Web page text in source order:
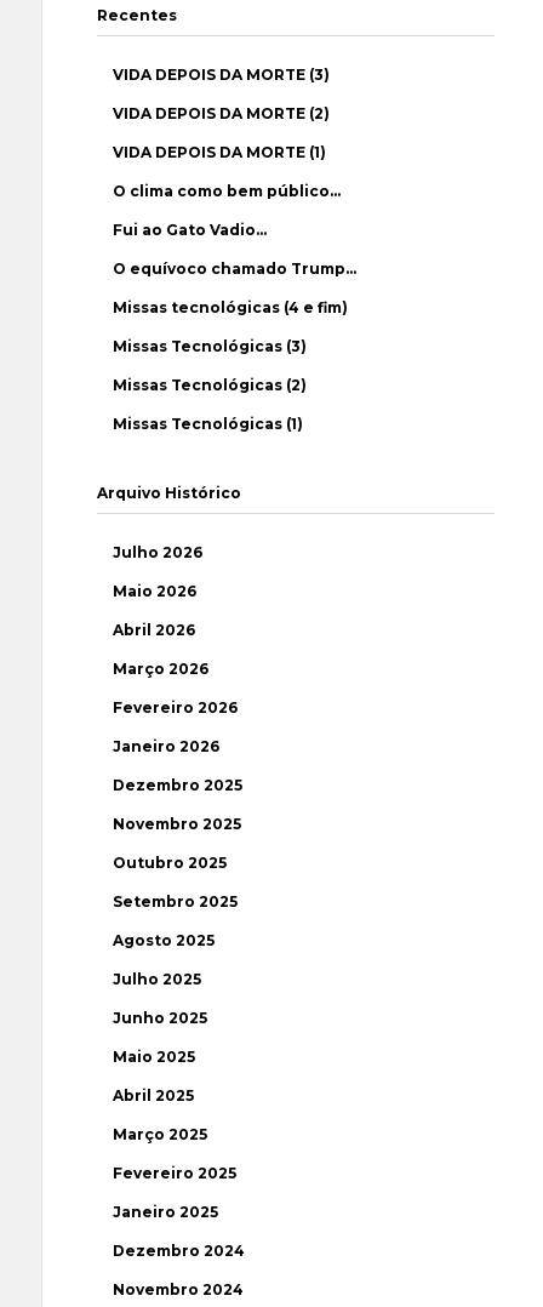
Recentes
VIDA DEPOIS DA MORTE (3)
VIDA DEPOIS DA MORTE (2)
VIDA DEPOIS DA MORTE (1)
O clima como bem público…
Fui ao Gato Vadio…
O equívoco chamado Trump…
Missas tecnológicas (4 e fim)
Missas Tecnológicas (3)
Missas Tecnológicas (2)
Missas Tecnológicas (1)
Arquivo Histórico
Julho 2026
Maio 2026
Abril 2026
Março 2026
Fevereiro 2026
Janeiro 2026
Dezembro 2025
Novembro 2025
Outubro 2025
Setembro 2025
Agosto 2025
Julho 2025
Junho 2025
Maio 2025
Abril 2025
Março 2025
Fevereiro 2025
Janeiro 2025
Dezembro 2024
Novembro 2024